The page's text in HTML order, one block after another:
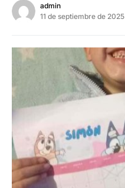
admin
11 de septiembre de 2025